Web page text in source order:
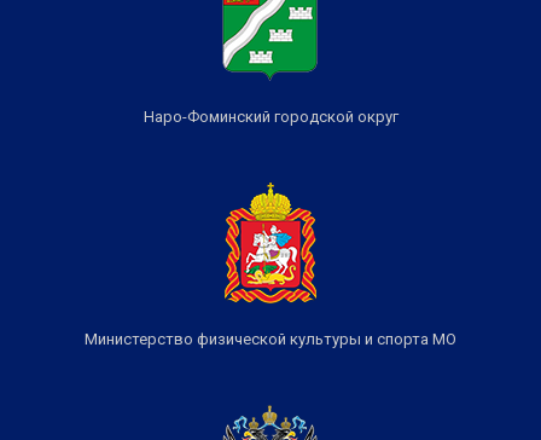
Наро-Фоминский городской округ
Министерство физической культуры и спорта МО